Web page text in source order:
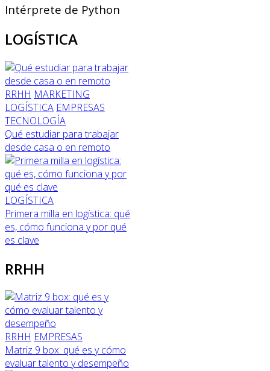
Intérprete de Python
LOGÍSTICA
RRHH MARKETING
LOGÍSTICA EMPRESAS
TECNOLOGÍA
Qué estudiar para trabajar
desde casa o en remoto
LOGÍSTICA
Primera milla en logística: qué
es, cómo funciona y por qué
es clave
RRHH
RRHH EMPRESAS
Matriz 9 box: qué es y cómo
evaluar talento y desempeño